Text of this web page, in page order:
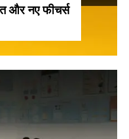
और नए फीचर्स